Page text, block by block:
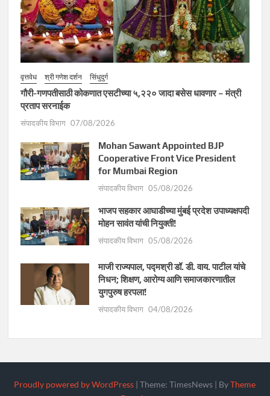
वृत्तवेध श्री गणेश दर्शन सिंधुदुर्ग
गौरी-गणपतीसाठी कोकणात एसटीच्या ५,२२० जादा बसेस धावणार – मंत्री
प्रताप सरनाईक
संपादकीय विभाग 07/08/2026
Mohan Sawant Appointed BJP
Cooperative Front Vice President
for Mumbai Region
संपादकीय विभाग 05/08/2026
भाजप सहकार आघाडीच्या मुंबई प्रदेश उपाध्यक्षपदी
मोहन सावंत यांची नियुक्ती!
संपादकीय विभाग 05/08/2026
माजी राज्यपाल, पद्मश्री डॉ. डी. वाय. पाटील यांचे
निधन; शिक्षण, आरोग्य आणि समाजकारणातील
युगपुरुष हरपला!
संपादकीय विभाग 04/08/2026
Proudly powered by WordPress |Theme: TimesNews ByTheme